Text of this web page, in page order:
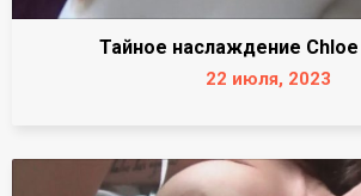
Тайное наслаждение
22 июля, 2023